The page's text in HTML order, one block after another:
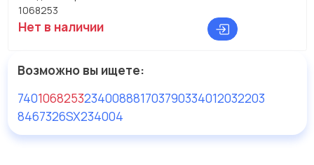
1068253
Нет в наличии
Возможно вы ищете:
7401068253234008881703790334012032203
8467326SX234004